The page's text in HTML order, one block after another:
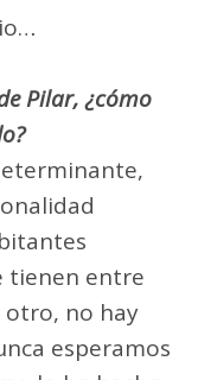
Pilar, ¿cómo
tienen entre
otro, no hay
esperamos